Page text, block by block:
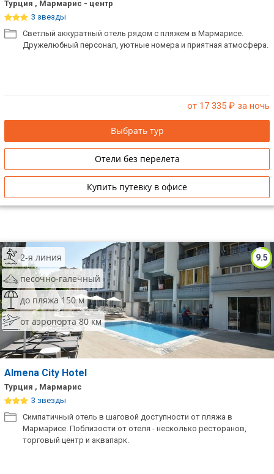
Турция , Мармарис - центр
3 звезды
Светлый аккуратный отель рядом с пляжем в Мармарисе.
Дружелюбный персонал, уютные номера и приятная атмосфера.
от 17 335 ₽ за ночь
Выбрать тур
Отели без перелета
Купить путевку в офисе
9.5
2-я линия
песочно-галечный
до пляжа 150 м
от аэропорта 80 км
Almena City Hotel
Турция , Мармарис
3 звезды
Симпатичный отель в шаговой доступности от пляжа в
Мармарисе. Поблизости от отеля - несколько ресторанов,
торговый центр и аквапарк.